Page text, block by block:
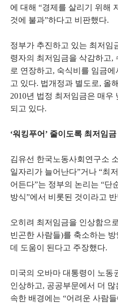
에 대해 “경제를 살리기 위해
것에 불과”하다고 비판했다.
정부가 추진하고 있는 최저임
령자의 최저임금을 삭감하고,
로 연장하고, 숙식비를 임금
고 있다. 법개정과 별도로, 올
2010년 법정 최저임금은 매우
되고 있다.
‘워킹푸어’ 줄이도록 최저임
김유선 한국노동사회연구소
일자리가 늘어난다”거나 “최
어든다”는 정부의 논리는 “단
방식”에서 비롯된 것이라고
오히려 최저임금을 인상함으
빈곤한 사람들)를 축소하는
데 도움이 된다고 주장했다.
미국의 오바마 대통령이 노동
인상하고, 공공부문에서 더
속한 배경에는 “어려운 사람